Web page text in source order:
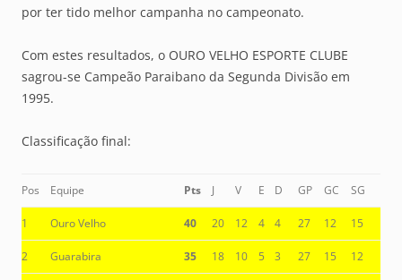
por ter tido melhor campanha no campeonato.
Com estes resultados, o OURO VELHO ESPORTE CLUBE
sagrou-se Campeão Paraibano da Segunda Divisão em
1995.
Classificação final:
Pos Equipe Pts J V E D GP GC SG
1 Ouro Velho 40 20 12 4 4 27 12 15
2 Guarabira 35 18 10 5 3 27 15 12